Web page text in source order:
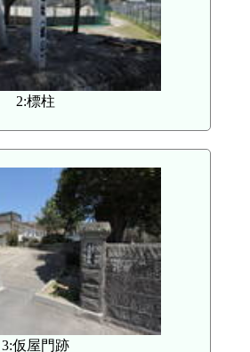
2:標柱
3:仮屋門跡